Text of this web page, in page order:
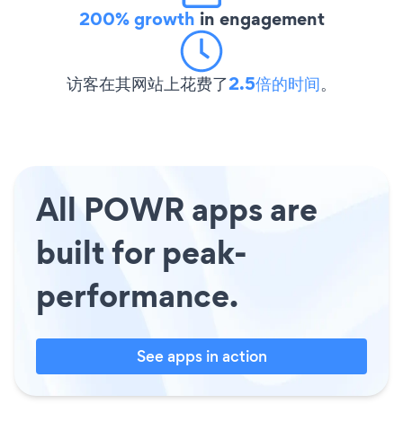
200% growth in engagement
访客在其网站上花费了2.5倍的时间。
All POWR apps are
built for peak-
performance.
See apps in action